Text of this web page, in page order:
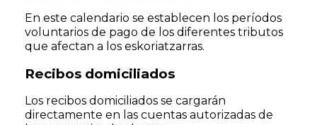
En este calendario se establecen los períodos
voluntarios de pago de los diferentes tributos
que afectan a los eskoriatzarras.
Recibos domiciliados
Los recibos domiciliados se cargarán
directamente en las cuentas autorizadas de